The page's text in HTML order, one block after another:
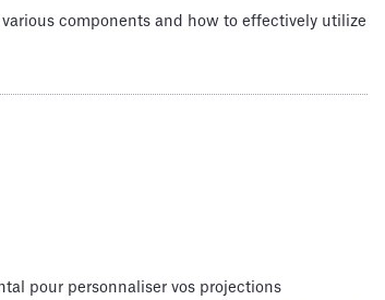
components and how to effectively utilize
pour personnaliser vos projections